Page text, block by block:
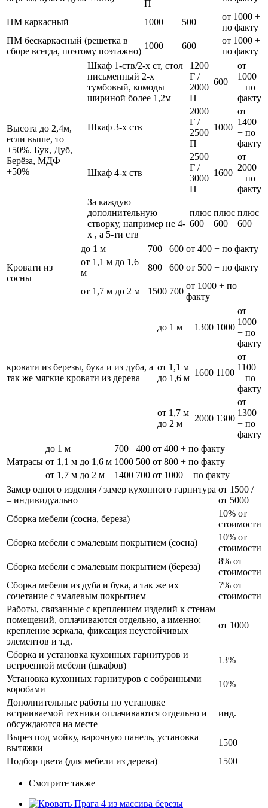
П
ПМ каркасный 1000 500
от 1000 +
по факту
ПМ бескаркасный (решетка в
сборе всегда, поэтому поэтажно)
1000 600
от 1000 +
по факту
Высота до 2,4м,
если выше, то
+50%. Бук, Дуб,
Берёза, МДФ
+50%
Шкаф 1-ств/2-х ст, стол
письменный 2-х
тумбовый, комоды
шириной более 1,2м
1200
Г /
2000
П
600
от
1000
+ по
факту
Шкаф 3-х ств
2000
Г /
2500
П
1000
от
1400
+ по
факту
Шкаф 4-х ств
2500
Г /
3000
П
1600
от
2000
+ по
факту
За каждую
дополнительную
створку, например не 4-
х , а 5-ти ств
плюс
600
плюс
600
плюс
600
Кровати из
сосны
до 1 м 700 600 от 400 + по факту
от 1,1 м до 1,6
м
800 600 от 500 + по факту
от 1,7 м до 2 м 1500 700
от 1000 + по
факту
кровати из березы, бука и из дуба, а
так же мягкие кровати из дерева
до 1 м 1300 1000
от
1000
+ по
факту
от 1,1 м
до 1,6 м
1600 1100
от
1100
+ по
факту
от 1,7 м
до 2 м
2000 1300
от
1300
+ по
факту
Матрасы
до 1 м 700 400 от 400 + по факту
от 1,1 м до 1,6 м 1000 500 от 800 + по факту
от 1,7 м до 2 м
1400 700 от 1000 + по факту
Замер одного изделия / замер кухонного гарнитура
– индивидуально
от 1500 /
от 5000
Сборка мебели (сосна, береза)
10% от
стоимости
Сборка мебели с эмалевым покрытием (сосна)
10% от
стоимости
Сборка мебели с эмалевым покрытием (береза)
8% от
стоимости
Сборка мебели из дуба и бука, а так же их
сочетание с эмалевым покрытием
7% от
стоимости
Работы, связанные с креплением изделий к стенам
помещений, оплачиваются отдельно, а именно:
крепление зеркала, фиксация неустойчивых
элементов и т.д.
от 1000
Сборка и установка кухонных гарнитуров и
встроенной мебели (шкафов)
13%
Установка кухонных гарнитуров с собранными
коробами
10%
Дополнительные работы по установке
встраиваемой техники оплачиваются отдельно и
обсуждаются на месте
инд.
Вырез под мойку, варочную панель, установка
вытяжки
1500
Подбор цвета (для мебели из дерева)
1500
Смотрите также